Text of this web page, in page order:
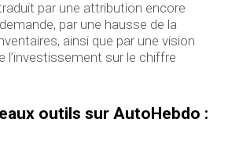
par une attribution encore
par une hausse de la
ainsi que par une vision
l’investissement sur le chiffre
outils sur AutoHebdo :